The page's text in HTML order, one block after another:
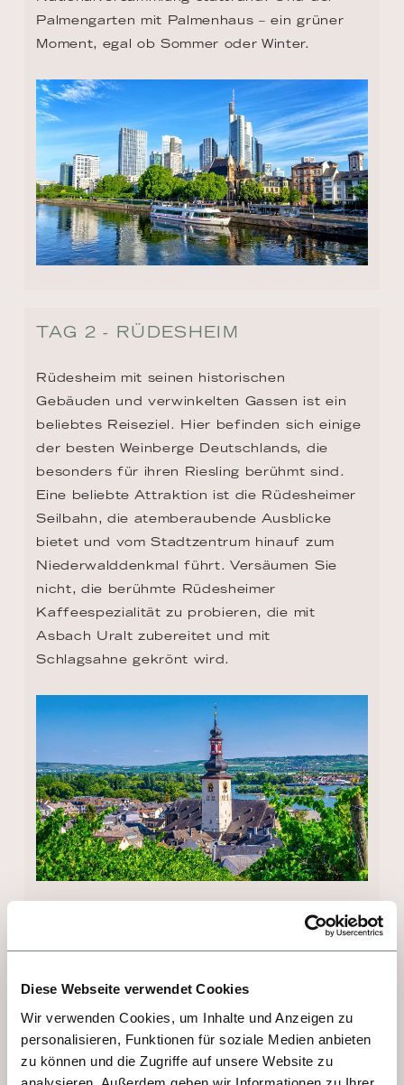
Diese Webseite verwendet Cookies
Wir verwenden Cookies, um Inhalte und Anzeigen zu
personalisieren, Funktionen für soziale Medien anbieten
zu können und die Zugriffe auf unsere Website zu
Palmengarten mit Palmenhaus – ein grüner
Moment, egal ob Sommer oder Winter.
TAG 2 - RÜDESHEIM
Rüdesheim mit seinen historischen
Gebäuden und verwinkelten Gassen ist ein
beliebtes Reiseziel. Hier befinden sich einige
der besten Weinberge Deutschlands, die
besonders für ihren Riesling berühmt sind.
Eine beliebte Attraktion ist die Rüdesheimer
Seilbahn, die atemberaubende Ausblicke
bietet und vom Stadtzentrum hinauf zum
Niederwalddenkmal führt. Versäumen Sie
nicht, die berühmte Rüdesheimer
Kaffeespezialität zu probieren, die mit
Asbach Uralt zubereitet und mit
Schlagsahne gekrönt wird.
TAG 2 - KOBLENZ
Koblenz ist eine geschichtsträchtige Stadt,
die früher als "Confluentes" bekannt war,
was "Zusammenfluss zweier Flüsse"
bedeutet. Der Rhein bietet einen